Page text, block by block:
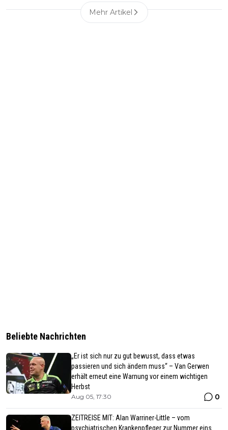
Mehr Artikel
Beliebte Nachrichten
„Er ist sich nur zu gut bewusst, dass etwas
passieren und sich ändern muss“ – Van Gerwen
erhält erneut eine Warnung vor einem wichtigen
Herbst
Aug 05, 17:30 0
ZEITREISE MIT: Alan Warriner-Little – vom
psychiatrischen Krankenpfleger zur Nummer eins